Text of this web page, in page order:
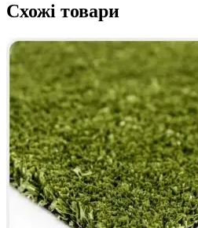
Схожі товари